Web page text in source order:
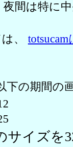
間は特に
、
下の期間の
サイズを